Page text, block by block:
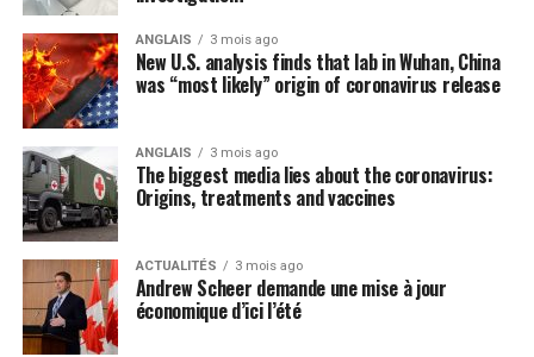
Post Views:
ANGLAIS 3 mois ago
New U.S. analysis finds that lab in Wuhan, China
was “most likely” origin of coronavirus release
ANGLAIS 3 mois ago
The biggest media lies about the coronavirus:
Origins, treatments and vaccines
ACTUALITÉS 3 mois ago
Andrew Scheer demande une mise à jour
économique d’ici l’été